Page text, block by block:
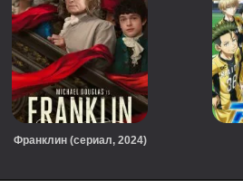
Франклин (сериал, 2024)